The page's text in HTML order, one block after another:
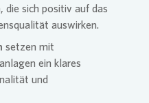
die sich positiv auf das
auswirken.
setzen mit
ein klares
und